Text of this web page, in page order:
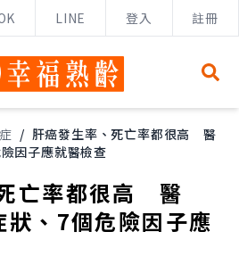
LINE 登入 註冊
/ 肝癌發生率、死亡率都很高 醫
因子應就醫檢查
亡率都很高 醫
、7個危險因子應